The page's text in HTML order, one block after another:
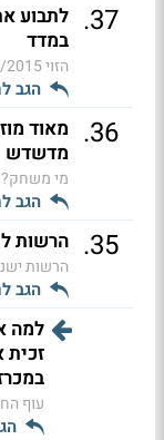
37
. לתבוע
במדד
הזוי17:02
הגב
36
. מאוד
מדשדש
מי משחק?
הגב
35
. הרשות
הרשות
הגב
למה
זכית
עוף